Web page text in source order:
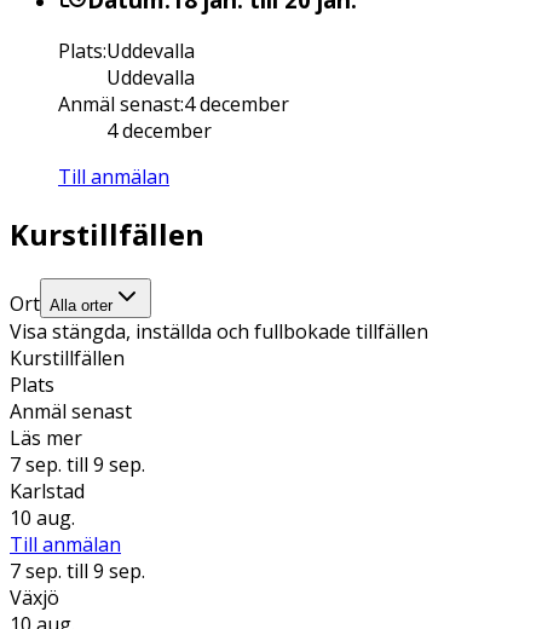
Plats:Uddevalla
Uddevalla
Anmäl senast:4 december
4 december
Till anmälan
Kurstillfällen
Ort Alla orter
Visa stängda, inställda och fullbokade tillfällen
Kurstillfällen
Plats
Anmäl senast
Läs mer
7 sep. till 9 sep.
Karlstad
10 aug.
Till anmälan
7 sep. till 9 sep.
Växjö